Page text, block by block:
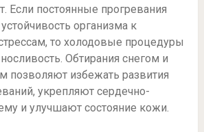
Если постоянные прогревания
организма к
то холодовые процедуры
Обтирания снегом и
позволяют избежать развития
укрепляют сердечно-
и улучшают состояние кожи.